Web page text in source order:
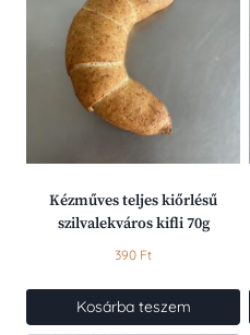
Kézműves teljes kiőrlésű
szilvalekváros kifli 70g
390 Ft
Kosárba teszem